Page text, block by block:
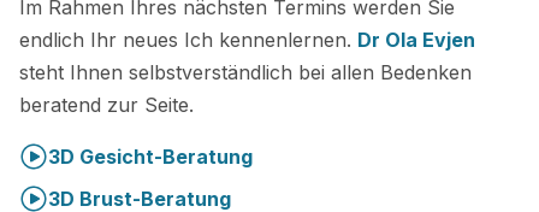
Im Rahmen Ihres nächsten Termins werden Sie
endlich Ihr neues Ich kennenlernen. Dr Ola Evjen
steht Ihnen selbstverständlich bei allen Bedenken
beratend zur Seite.
3D Gesicht-Beratung
3D Brust-Beratung